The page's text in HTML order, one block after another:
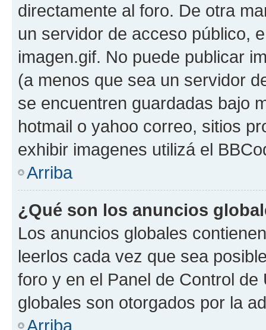
directamente al foro. De otra
un servidor de acceso público,
imagen.gif. No puede publicar
(a menos que sea un servidor
se encuentren guardadas bajo
hotmail o yahoo correo, sitios
exhibir imagenes utilizá el
Arriba
¿Qué son los anuncios
Los anuncios globales
leerlos cada vez que sea
foro y en el Panel de Control
globales son otorgados por la
Arriba